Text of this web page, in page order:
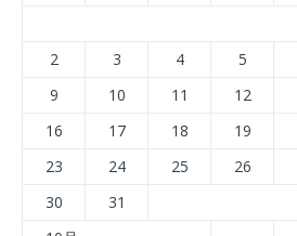
2
3 4 5
9
10 11 12
16
17 18 19
23
24 25 26
30
31